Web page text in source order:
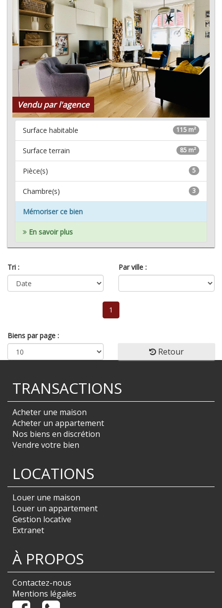
Vendu par l'agence
115 m²
Surface habitable
85 m²
Surface terrain
5
Pièce(s)
3
Chambre(s)
Mémoriser ce bien
En savoir plus
Tri : Par ville :
1
Biens par page :
Retour
TRANSACTIONS
Acheter une maison
Acheter un appartement
Nos biens en discrétion
Vendre votre bien
LOCATIONS
Louer une maison
Louer un appartement
Gestion locative
Extranet
À PROPOS
Contactez-nous
Mentions légales